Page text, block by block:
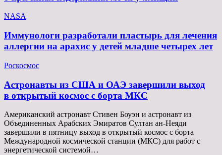
NASA
Иммунологи разработали пластырь для лечения
аллергии на арахис у детей младше четырех лет
Роскосмос
Астронавты из США и ОАЭ завершили выход
в открытый космос с борта МКС
Американский астронавт Стивен Боуэн и астронавт из
Объединенных Арабских Эмиратов Султан ан-Неяди
завершили в пятницу выход в открытый космос с борта
Международной космической станции (МКС) для работ с
энергетической системой…